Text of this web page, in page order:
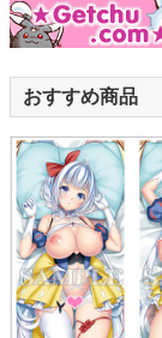
おすすめ商品